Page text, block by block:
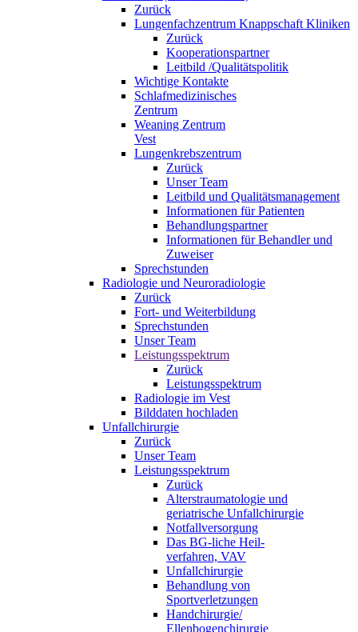
Zurück
Lungenfachzentrum Knappschaft Kliniken
Zurück
Kooperationspartner
Leitbild /Qualitätspolitik
Wichtige Kontakte
Schlafmedizinisches
Zentrum
Weaning Zentrum
Vest
Lungenkrebszentrum
Zurück
Unser Team
Leitbild und Qualitätsmanagement
Informationen für Patienten
Behandlungspartner
Informationen für Behandler und
Zuweiser
Sprechstunden
Radiologie und Neuroradiologie
Zurück
Fort- und Weiterbildung
Sprechstunden
Unser Team
Leistungsspektrum
Zurück
Leistungsspektrum
Radiologie im Vest
Bilddaten hochladen
Unfallchirurgie
Zurück
Unser Team
Leistungsspektrum
Zurück
Alterstraumatologie und
geriatrische Unfallchirurgie
Notfallversorgung
Das BG-liche Heil-
verfahren, VAV
Unfallchirurgie
Behandlung von
Sportverletzungen
Handchirurgie/
Ellenbogenchirurgie